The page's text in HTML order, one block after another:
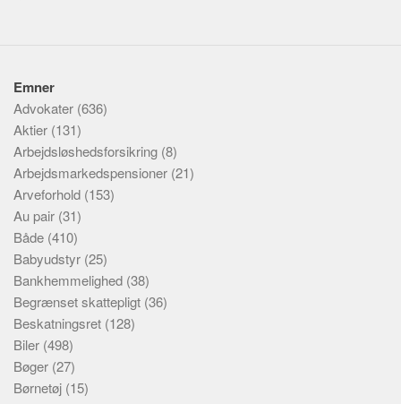
Emner
Advokater (636)
Aktier (131)
Arbejdsløshedsforsikring (8)
Arbejdsmarkedspensioner (21)
Arveforhold (153)
Au pair (31)
Både (410)
Babyudstyr (25)
Bankhemmelighed (38)
Begrænset skattepligt (36)
Beskatningsret (128)
Biler (498)
Bøger (27)
Børnetøj (15)